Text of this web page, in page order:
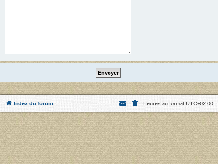
Index du forum Heures au format UTC+02:00